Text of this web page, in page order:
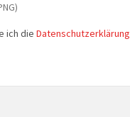
ich die Datenschutzerklärung